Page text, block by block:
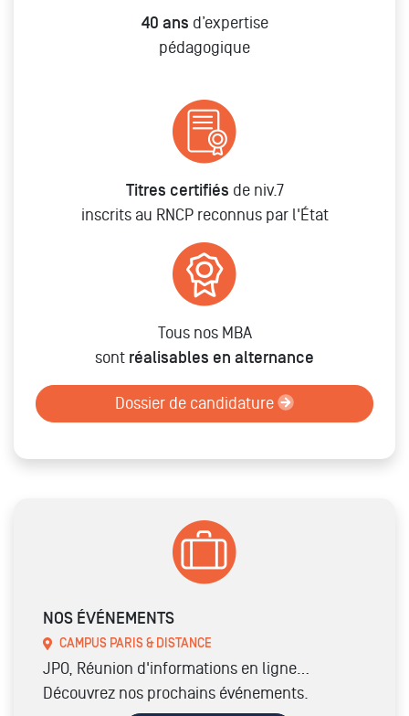
40 ans d’expertise
pédagogique
Titres certifiés de niv.7
inscrits au RNCP reconnus par l'État
Tous nos MBA
sont réalisables en alternance
Dossier de candidature
NOS ÉVÉNEMENTS
CAMPUS PARIS & DISTANCE
JPO, Réunion d'informations en ligne…
Découvrez nos prochains événements.